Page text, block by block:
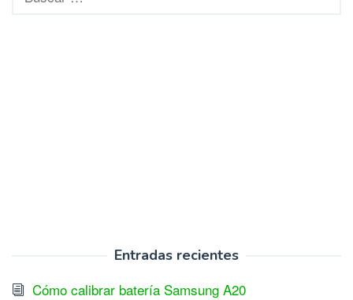
Entradas recientes
Cómo calibrar batería Samsung A20